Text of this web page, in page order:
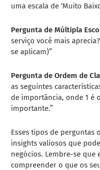
uma escala de ‘Muito
Pergunta de Múltipla
serviço você mais
se aplicam)”
Pergunta de Ordem de
as seguintes
de importância, onde 1 é
importante.”
Esses tipos de perguntas
insights valiosos que
negócios. Lembre-se que
compreender o que os